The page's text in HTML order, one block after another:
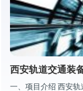
西安轨道交通装
一、项目介绍 西安